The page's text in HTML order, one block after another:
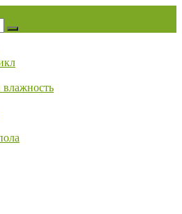
влажность